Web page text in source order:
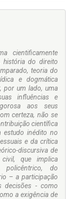
cientificamente
história do direito
teoria do
e dogmática
por um lado, uma
influências e
aos seus
certeza, não se
científica
estudo inédito no
e da crítica
discursiva de
que implica
policêntrico, do
– a participação
decisões - como
a exigência de